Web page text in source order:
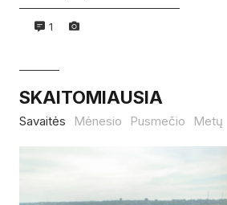
1
SKAITOMIAUSIA
Savaitės Mėnesio Pusmečio Metų